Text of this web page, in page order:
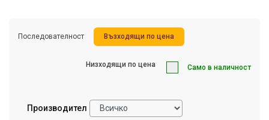
Последователност Възходящи по цена
Низходящи по цена Само в наличност
Производител